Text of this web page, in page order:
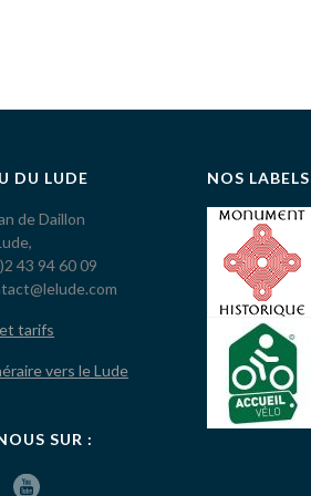
DU LUDE
de Daillon
43 94 60 09
tarifs
vers le Lude
SUR :
NOS LABELS